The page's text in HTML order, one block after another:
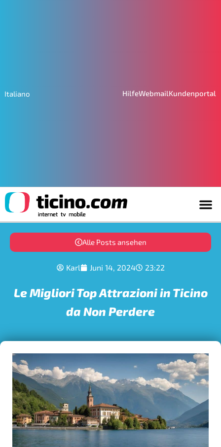
Italiano HilfeWebmailKundenportal
Alle Posts ansehen
Karl Juni 14, 2024 23:22
Le Migliori Top Attrazioni in Ticino
da Non Perdere